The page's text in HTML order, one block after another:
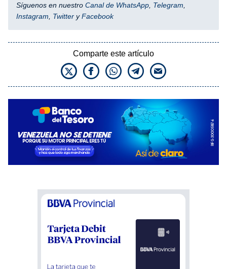
Síguenos en nuestro Canal de WhatsApp Telegram
Instagram
Twitter yFacebook
Comparte este artículo